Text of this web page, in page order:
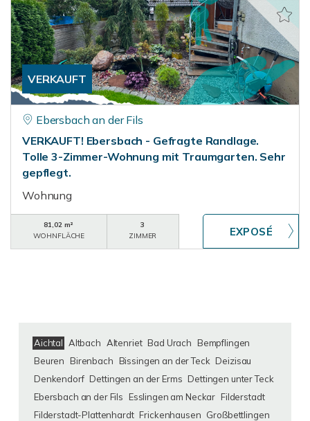
VERKAUFT
Ebersbach an der Fils
VERKAUFT! Ebersbach - Gefragte Randlage.
Tolle 3-Zimmer-Wohnung mit Traumgarten. Sehr
gepflegt.
Wohnung
81,02 m²
WOHNFLÄCHE
3
ZIMMER
Aichtal Altbach Altenriet Bad Urach
Bempflingen
Beuren
Birenbach Bissingen an der Teck Deizisau
Denkendorf Dettingen an der Erms Dettingen unter Teck
Ebersbach an der Fils
Esslingen am Neckar Filderstadt
Filderstadt-Plattenhardt Frickenhausen Großbettlingen